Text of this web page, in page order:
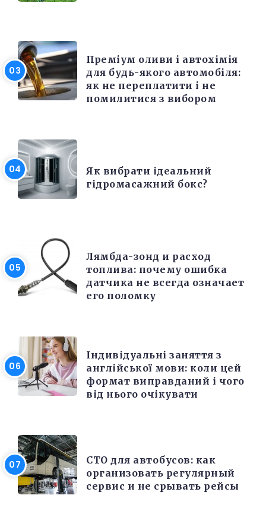
Преміум оливи і автохімія
для будь-якого автомобіля:
як не переплатити і не
помилитися з вибором
Як вибрати ідеальний
гідромасажний бокс?
Лямбда-зонд и расход
топлива: почему ошибка
датчика не всегда означает
его поломку
Індивідуальні заняття з
англійської мови: коли цей
формат виправданий і чого
від нього очікувати
СТО для автобусов: как
организовать регулярный
сервис и не срывать рейсы